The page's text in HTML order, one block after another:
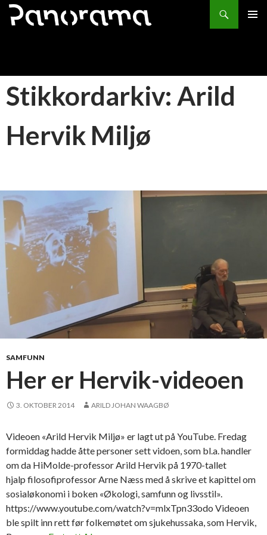
Søk
HOPP
Stikkordarkiv: Arild
Hervik Miljø
SAMFUNN
Her er Hervik-videoen
3. OKTOBER 2014 ARILD JOHAN WAAGBØ
Videoen «Arild Hervik Miljø» er lagt ut på YouTube. Fredag
formiddag hadde åtte personer sett vidoen, som bl.a. handler
om da HiMolde-professor Arild Hervik på 1970-tallet
hjalp filosofiprofessor Arne Næss med å skrive et kapittel om
sosialøkonomi i boken «Økologi, samfunn og livsstil».
https://www.youtube.com/watch?v=mlxTpn33odo Videoen
ble spilt inn rett før folkemøtet om sjukehussaka, som Hervik,